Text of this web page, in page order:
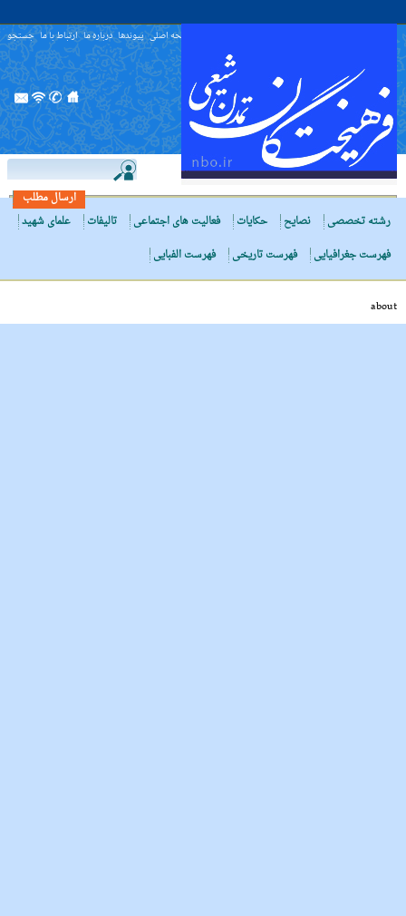
صفحه اصلی پیوندها درباره ما ارتباط با ما جستجو
ارسال مطلب
رشته تخصصی
نصایح حکایات فعالیت های اجتماعی تالیفات
علمای شهید
فهرست جغرافیایی
فهرست تاریخی فهرست الفبایی
about